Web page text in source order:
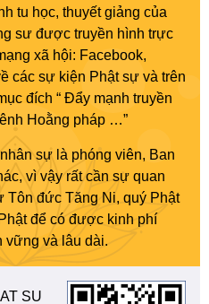
tu học, thuyết giảng của
sư được truyền hình trực
xã hội: Facebook,
các sự kiện Phật sự và trên
đích “ Đẩy mạnh truyền
Hoằng pháp …”
sự là phóng viên, Ban
vì vậy rất cần sự quan
Tôn đức Tăng Ni, quý Phật
để có được kinh phí
vững và lâu dài.
SU